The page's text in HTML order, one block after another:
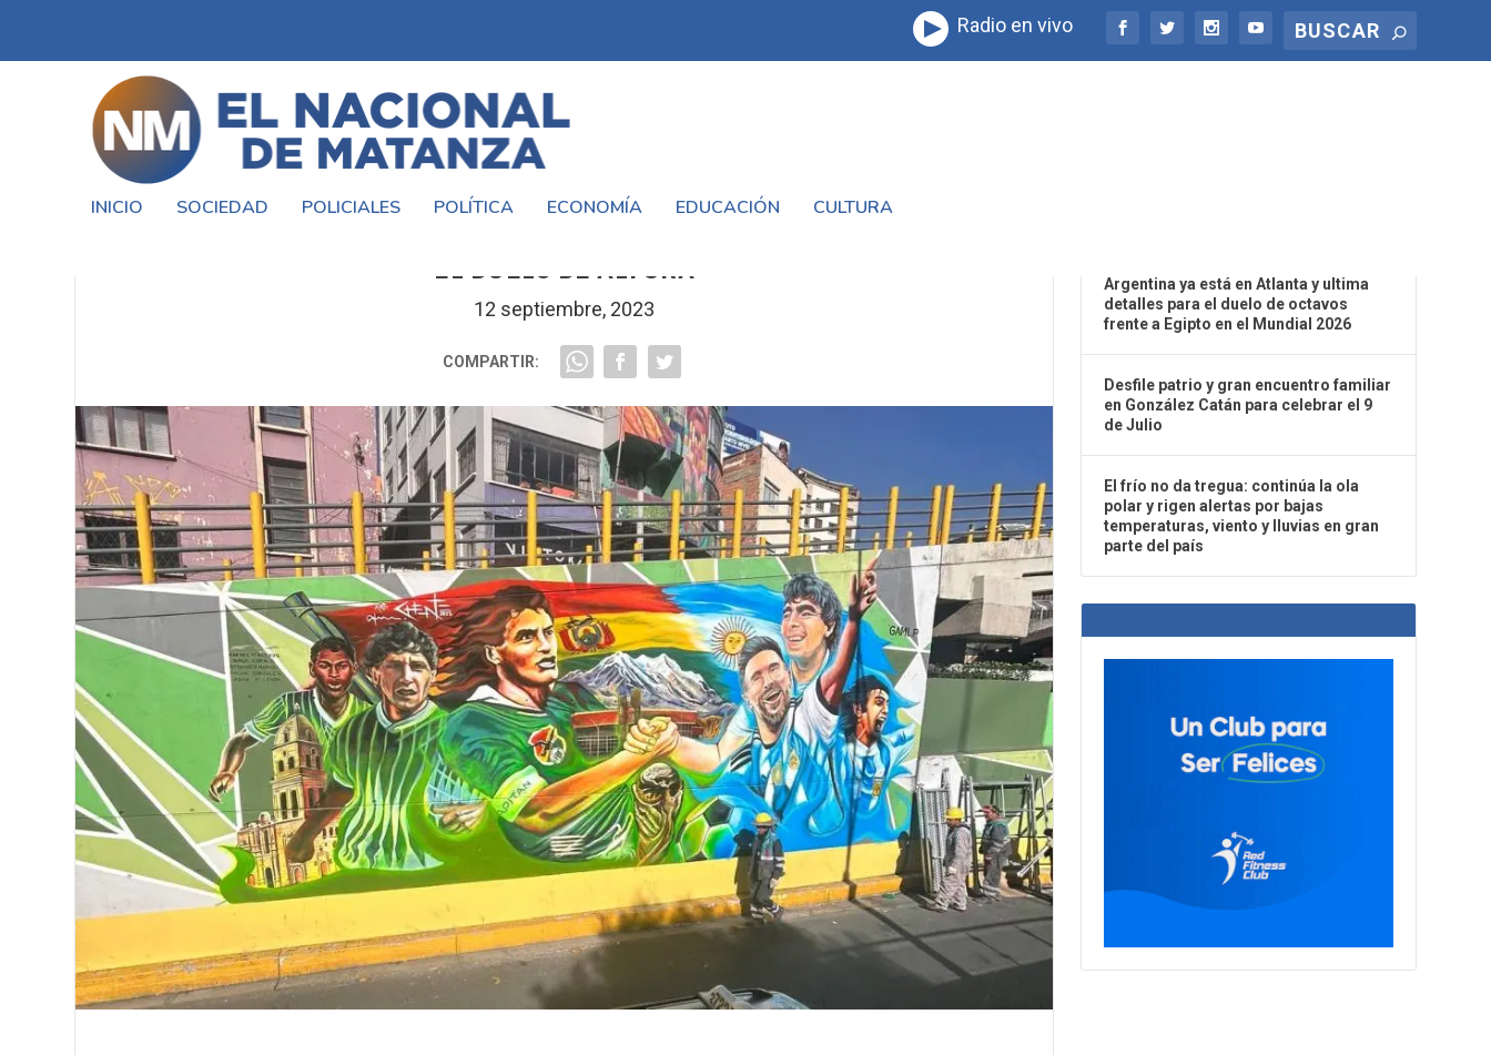
Radio en vivo
INICIO SOCIEDAD POLICIALES POLÍTICA ECONOMÍA EDUCACIÓN CULTURA
EL DUELO DE ALTURA
12 septiembre, 2023
COMPARTIR:
Argentina ya está en Atlanta y ultima
detalles para el duelo de octavos
frente a Egipto en el Mundial 2026
Desfile patrio y gran encuentro familiar
en González Catán para celebrar el 9
de Julio
El frío no da tregua: continúa la ola
polar y rigen alertas por bajas
temperaturas, viento y lluvias en gran
parte del país